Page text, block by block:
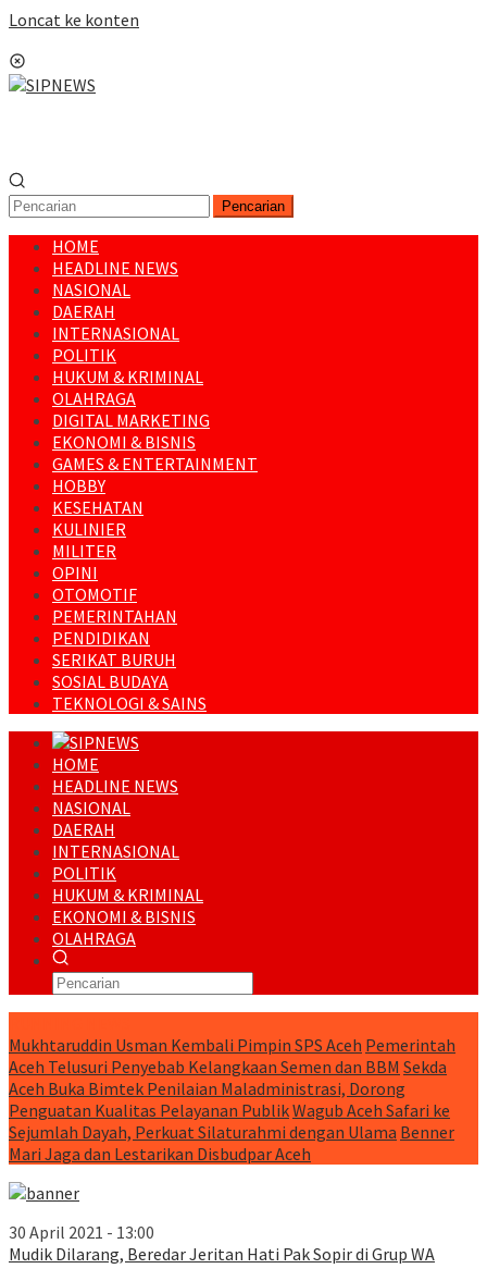
Loncat ke konten
Pencarian
HOME
HEADLINE NEWS
NASIONAL
DAERAH
INTERNASIONAL
POLITIK
HUKUM & KRIMINAL
OLAHRAGA
DIGITAL MARKETING
EKONOMI & BISNIS
GAMES & ENTERTAINMENT
HOBBY
KESEHATAN
KULINIER
MILITER
OPINI
OTOMOTIF
PEMERINTAHAN
PENDIDIKAN
SERIKAT BURUH
SOSIAL BUDAYA
TEKNOLOGI & SAINS
HOME
HEADLINE NEWS
NASIONAL
DAERAH
INTERNASIONAL
POLITIK
HUKUM & KRIMINAL
EKONOMI & BISNIS
OLAHRAGA
Mukhtaruddin Usman Kembali Pimpin SPS Aceh Pemerintah
Aceh Telusuri Penyebab Kelangkaan Semen dan BBM Sekda
Aceh Buka Bimtek Penilaian Maladministrasi, Dorong
Penguatan Kualitas Pelayanan PublikWagub Aceh Safari ke
Sejumlah Dayah, Perkuat Silaturahmi dengan Ulama Benner
Mari Jaga dan Lestarikan Disbudpar Aceh
30 April 2021 - 13:00
Mudik Dilarang, Beredar Jeritan Hati Pak Sopir di Grup WA